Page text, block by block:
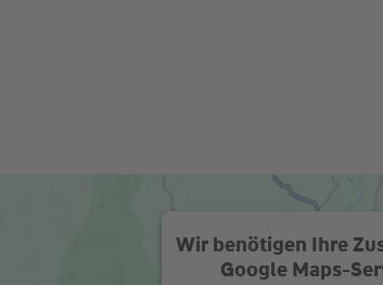
Wir benötigen Ihre
Google Maps-